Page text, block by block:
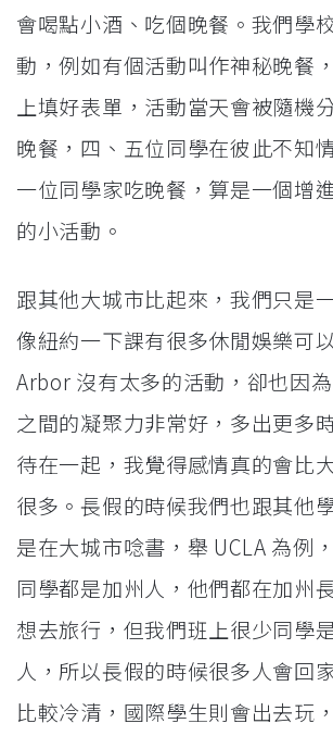
會喝點小酒、吃個晚餐。我們學
動，例如有個活動叫作神秘晚餐
上填好表單，活動當天會被隨機
晚餐，四、五位同學在彼此不知
一位同學家吃晚餐，算是一個增
的小活動。
跟其他大城市比起來，我們只是
像紐約一下課有很多休閒娛樂可
Arbor 沒有太多的活動，卻也因
之間的凝聚力非常好，多出更多
待在一起，我覺得感情真的會比
很多。長假的時候我們也跟其他
是在大城市唸書，舉 UCLA 為例
同學都是加州人，他們都在加州
想去旅行，但我們班上很少同學
人，所以長假的時候很多人會回
比較冷清，國際學生則會出去玩